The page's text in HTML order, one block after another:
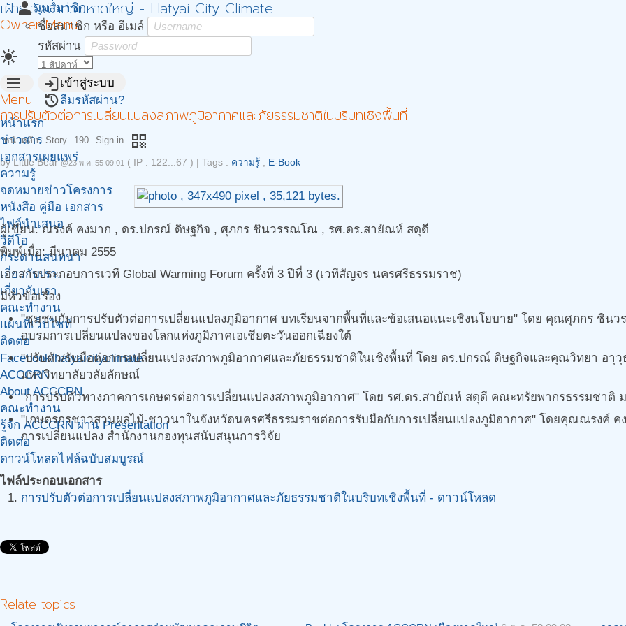
เฝ้าระวังน้ำท่วมหาดใหญ่ - Hatyai City Climate
Owner Menu
light_mode
personมุมสมาชิก
ชื่อสมาชิก หรือ อีเมล์
รหัสผ่าน
loginเข้าสู่ระบบ
restoreลืมรหัสผ่าน?
menu
Menu
หน้าแรก
ข่าวสาร
เอกสารเผยแพร่
ความรู้
จดหมายข่าวโครงการ
หนังสือ คู่มือ เอกสาร
ไฟล์นำเสนอ
วิดีโอ
กระดานสนทนา
เกี่ยวกับเรา.
เกี่ยวกับเรา
คณะทำงาน
แผนที่เว็บไซท์
ติดต่อ
Facebook/hatyaicityclimate
ACCCRN
About ACCCRN
คณะทำงาน
รู้จัก ACCCRN ผ่าน Presentation
ติดต่อ
การปรับตัวต่อการเปลี่ยนแปลงสภาพภูมิอากาศและภัยธรรมชาติในบริบทเชิงพื้นที่
หน้าหลัก Story 190 Sign in qr_code
byLittle Bear @23 พ.ค. 55 09:01 ( IP : 122...67 ) Tags : ความรู้ , E-Book
ผู้เขียน: ณรงค์ คงมาก , ดร.ปกรณ์ ดิษฐกิจ , ศุภกร ชินวรรณโณ , รศ.ดร.สายัณห์ สดุดี
พิมพ์เมื่อ: มีนาคม 2555
เอกสารประกอบการเวที Global Warming Forum ครั้งที่ 3 ปีที่ 3 (เวทีสัญจร นครศรีธรรมราช)
มีหัวข้อเรื่อง
"ชุมชนกับการปรับตัวต่อการเปลี่ยนแปลงภูมิอากาศ บทเรียนจากพื้นที่และข้อเสนอแนะเชิงนโยบาย" โดย คุณศุภกร ชินว
อบรมการเปลี่ยนแปลงของโลกแห่งภูมิภาคเอเชียตะวันออกเฉียงใต้
"ปรับตัว/รับมือต่อการเปลี่ยนแปลงสภาพภูมิอากาศและภัยธรรมชาติในเชิงพื้นที่ โดย ดร.ปกรณ์ ดิษฐกิจและคุณวิทยา อาุ
มหาวิทยาลัยวลัยลักษณ์
"การปรับตัวทางภาคการเกษตรต่อการเปลี่ยนแปลงสภาพภูมิอากาศ" โดย รศ.ดร.สายัณห์ สดุดี คณะทรัยพากรธรรมชาติ
"เกษตรกรชาวสวนผลไม้-ชาวนาในจังหวัดนครศรีธรรมราชต่อการรับมือกับการเปลี่ยนแปลงภูมิอากาศ" โดยคุณณรงค์ ค
การเปลี่ยนแปลง สำนักงานกองทุนสนับสนุนการวิจัย
ดาวน์โหลดไฟล์ฉบับสมบูรณ์
ไฟล์ประกอบเอกสาร
การปรับตัวต่อการเปลี่ยนแปลงสภาพภูมิอากาศและภัยธรรมชาติในบริบทเชิงพื้นที่ - ดาวน์โหลด
Relate topics